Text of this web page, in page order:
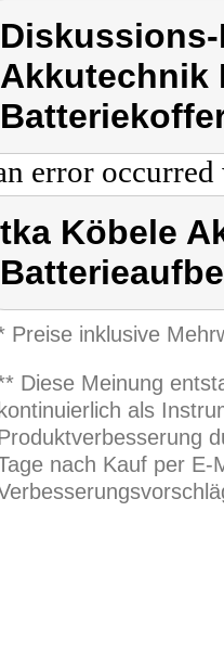
Akkutechnik
error
tka Köbele
Preise inklusive
Diese Meinung
kontinuierlich als
nach Kauf per E-